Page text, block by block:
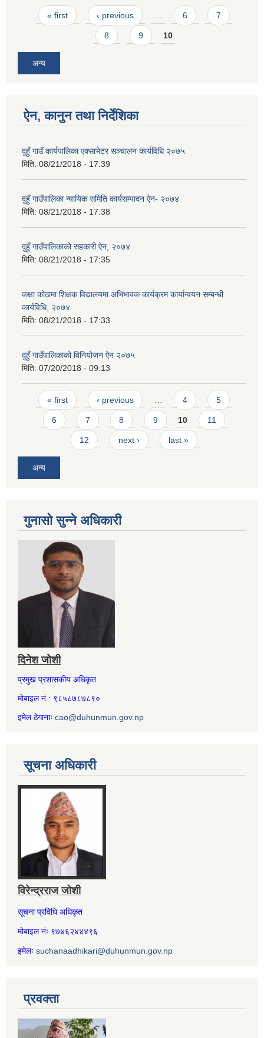
Pages
« first ‹ previous … 6 7
8 9 10
अन्य
ऐन, कानुन तथा निर्देशिका
दुहुँ गाउँ कार्यपालिका एक्साभेटर सञ्चालन कार्यविधि २०७५
मिति: 08/21/2018 - 17:39
दुहुँ गाउँपालिका न्यायिक समिति कार्यसम्पादन ऐन- २०७४
मिति: 08/21/2018 - 17:38
दुहुँ गाउँपालिकाको सहकारी ऐन, २०७४
मिति: 08/21/2018 - 17:35
कक्षा कोठामा शिक्षक विद्यालयमा अभिभावक कार्यक्रम कार्यान्वयन सम्बन्धी
कार्यविधि, २०७४
मिति: 08/21/2018 - 17:33
दुहुँ गाउँपालिकाको विनियोजन ऐन २०७५
मिति: 07/20/2018 - 09:13
Pages
« first ‹ previous … 4 5
6 7 8 9 10 11
12 next › last »
अन्य
गुनासो सुन्ने अधिकारी
दिनेश जोशी
प्रमुख प्रशासकीय अधिकृत
मोबाइल नं.: ९८५८७८७८९०
इमेल ठेगानाः cao@duhunmun.gov.np
सूचना अधिकारी
विरेन्द्रराज जोशी
सूचना प्रविधि अधिकृत
मोबाइल नंः ९७४६२४४४९६
इमेलः suchanaadhikari@duhunmun.gov.np
प्रवक्ता